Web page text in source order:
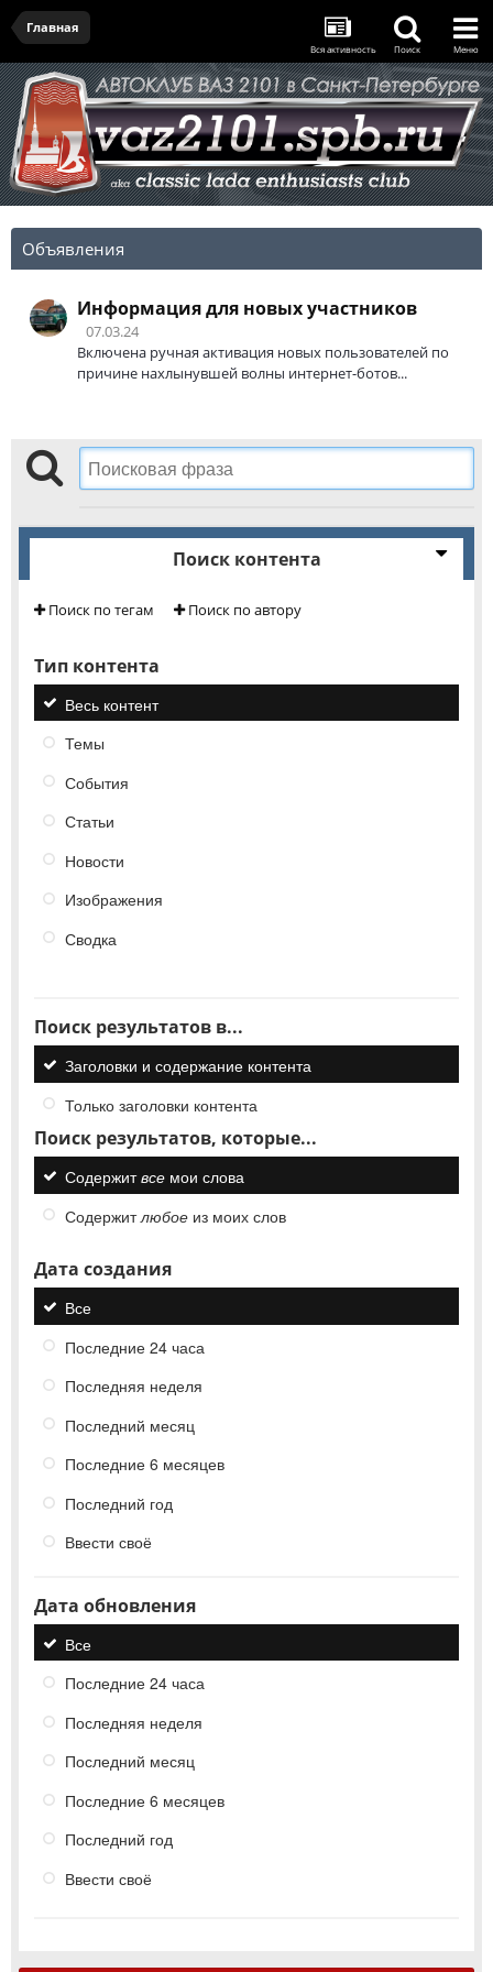
Главная
Вся активность Поиск Меню
Объявления
Информация для новых участников
07.03.24
Включена ручная активация новых пользователей по
причине нахлынувшей волны интернет-ботов...
Поиск контента
Поиск по тегам Поиск по автору
Тип контента
Весь контент
Темы
События
Статьи
Новости
Изображения
Сводка
Поиск результатов в...
Заголовки и содержание контента
Только заголовки контента
Поиск результатов, которые...
Содержитвсе мои слова
Содержитлюбое из моих слов
Дата создания
Все
Последние 24 часа
Последняя неделя
Последний месяц
Последние 6 месяцев
Последний год
Ввести своё
Дата обновления
Все
Последние 24 часа
Последняя неделя
Последний месяц
Последние 6 месяцев
Последний год
Ввести своё